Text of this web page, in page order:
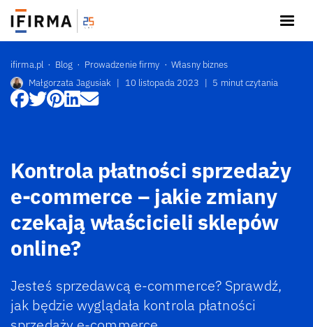
ifirma.pl Blog Prowadzenie firmy
Własny biznes
Małgorzata Jagusiak | 10 listopada 2023 | 5 minut czytania
Kontrola płatności sprzedaży
e-commerce – jakie zmiany
czekają właścicieli sklepów
online?
Jesteś sprzedawcą e-commerce? Sprawdź,
jak będzie wyglądała kontrola płatności